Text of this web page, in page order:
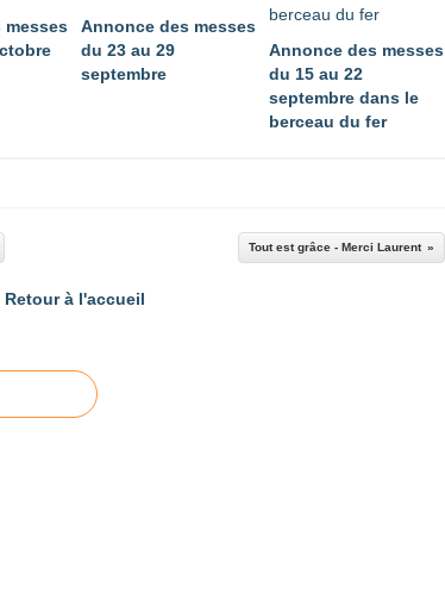
messes
Annonce des messes
du 23 au 29
septembre
Annonce des messes
du 15 au 22
septembre dans le
berceau du fer
Tout est grâce - Merci Laurent
Retour à l'accueil